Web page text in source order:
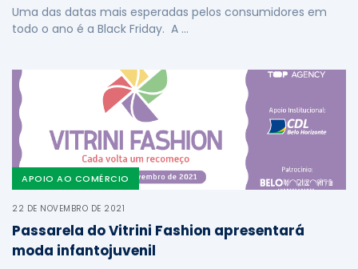
Uma das datas mais esperadas pelos consumidores em
todo o ano é a Black Friday. A …
APOIO AO COMÉRCIO
22 DE NOVEMBRO DE 2021
Passarela do Vitrini Fashion apresentará
moda infantojuvenil